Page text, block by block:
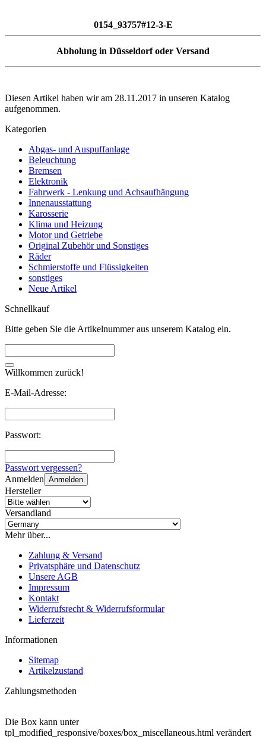
0154_93757#12-3-E
Abholung in Düsseldorf oder Versand
Diesen Artikel haben wir am 28.11.2017 in unseren Katalog
aufgenommen.
Kategorien
Abgas- und Auspuffanlage
Beleuchtung
Bremsen
Elektronik
Fahrwerk - Lenkung und Achsaufhängung
Innenausstattung
Karosserie
Klima und Heizung
Motor und Getriebe
Original Zubehör und Sonstiges
Räder
Schmierstoffe und Flüssigkeiten
sonstiges
Neue Artikel
Schnellkauf
Bitte geben Sie die Artikelnummer aus unserem Katalog ein.
Willkommen zurück!
E-Mail-Adresse:
Passwort:
Passwort vergessen?
Anmelden Anmelden
Hersteller
Versandland
Mehr über...
Zahlung & Versand
Privatsphäre und Datenschutz
Unsere AGB
Impressum
Kontakt
Widerrufsrecht & Widerrufsformular
Lieferzeit
Informationen
Sitemap
Artikelzustand
Zahlungsmethoden
Die Box kann unter
tpl_modified_responsive/boxes/box_miscellaneous.html verändert